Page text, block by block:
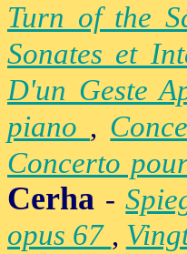
Turn of the
Sonates et
D'un Geste
piano ,
Concerto
Cerha -
opus 67 ,